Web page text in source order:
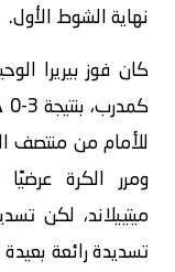
نهاية الشوط الأول.
كان فوز بيريرا
للأمام من منتصف
ومرر الكرة
ميتييلاند، لكن
تسديدة رائعة